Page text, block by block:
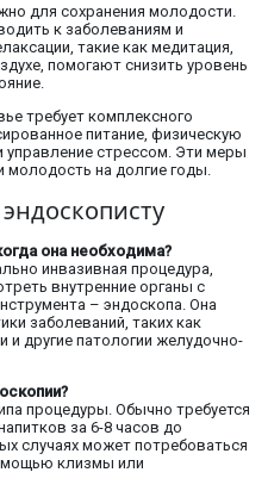
для сохранения молодости.
к заболеваниям и
такие как медитация,
помогают снизить уровень
требует комплексного
питание, физическую
управление стрессом. Эти меры
молодость на долгие годы.
она необходима?
инвазивная процедура,
внутренние органы с
– эндоскопа. Она
заболеваний, таких как
и другие патологии желудочно-
процедуры. Обычно требуется
за 6-8 часов до
случаях может потребоваться
клизмы или